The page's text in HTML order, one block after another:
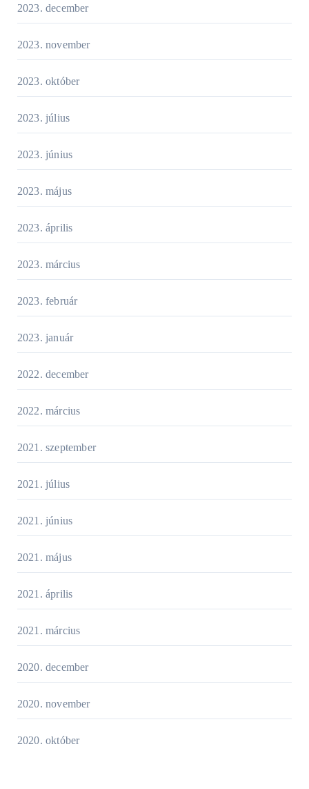
2023. december
2023. november
2023. október
2023. július
2023. június
2023. május
2023. április
2023. március
2023. február
2023. január
2022. december
2022. március
2021. szeptember
2021. július
2021. június
2021. május
2021. április
2021. március
2020. december
2020. november
2020. október